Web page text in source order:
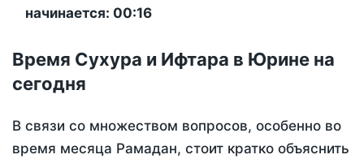
начинается: 00:16
Время Сухура и Ифтара в Юрине на
сегодня
В связи со множеством вопросов, особенно во
время месяца Рамадан, стоит кратко объяснить